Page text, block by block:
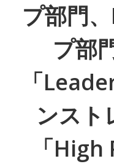
プ部門
プ部
「
ンスト
「